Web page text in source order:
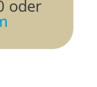
oder